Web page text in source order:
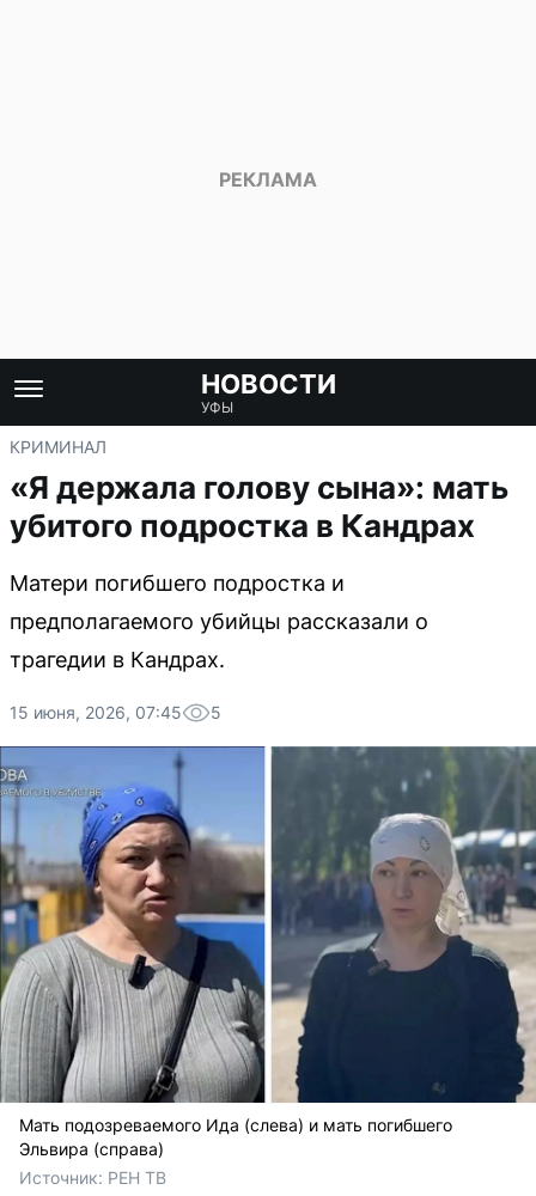
НОВОСТИ
УФЫ
КРИМИНАЛ
«Я держала голову сына»: мать
убитого подростка в Кандрах
Матери погибшего подростка и
предполагаемого убийцы рассказали о
трагедии в Кандрах.
15 июня, 2026, 07:45 5
Мать подозреваемого Ида (слева) и мать погибшего
Эльвира (справа)
Источник: РЕН ТВ